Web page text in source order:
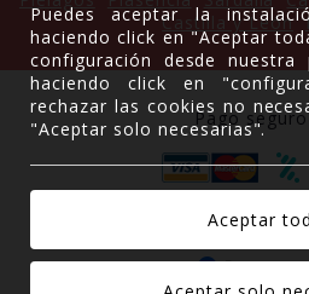
Castilla y León
Pago
Gracias a
Puedes aceptar la
haciendo click en "Aceptar
configuración desde
haciendo click en
rechazar las cookies no
"Aceptar solo necesarias".